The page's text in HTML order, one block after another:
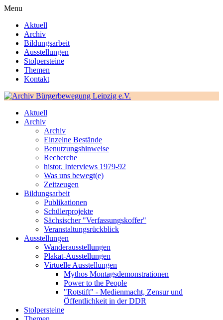
Menu
Aktuell
Archiv
Bildungsarbeit
Ausstellungen
Stolpersteine
Themen
Kontakt
Aktuell
Archiv
Archiv
Einzelne Bestände
Benutzungshinweise
Recherche
histor. Interviews 1979-92
Was uns bewegt(e)
Zeitzeugen
Bildungsarbeit
Publikationen
Schülerprojekte
Sächsischer "Verfassungskoffer"
Veranstaltungsrückblick
Ausstellungen
Wanderausstellungen
Plakat-Ausstellungen
Virtuelle Ausstellungen
Mythos Montagsdemonstrationen
Power to the People
"Rotstift" - Medienmacht, Zensur und
Öffentlichkeit in der DDR
Stolpersteine